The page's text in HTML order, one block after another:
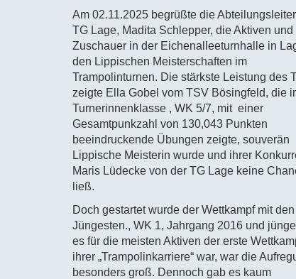
Am 02.11.2025 begrüßte die
TG Lage, Madita Schlepper, die Aktiven und
Zuschauer in der Eichenalleeturnhalle in
den Lippischen Meisterschaften im
Trampolinturnen. Die stärkste Leistung des
zeigte Ella Gobel vom TSV Bösingfeld, die
Turnerinnenklasse , WK 5/7, mit einer
Gesamtpunkzahl von 130,043 Punkten
beeindruckende Übungen zeigte, souverän
Lippische Meisterin wurde und ihrer
Maris Lüdecke von der TG Lage keine
ließ.
Doch gestartet wurde der Wettkampf mit den
Jüngesten., WK 1, Jahrgang 2016 und
es für die meisten Aktiven der erste
ihrer „Trampolinkarriere“ war, war die
besonders groß. Dennoch gab es kaum